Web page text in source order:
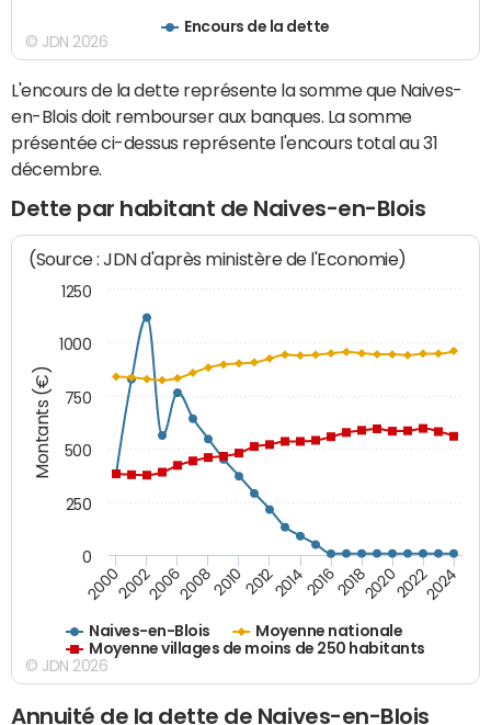
Encours de la dette
© JDN 2026
L'encours de la dette représente la somme que Naives-
en-Blois doit rembourser aux banques. La somme
présentée ci-dessus représente l'encours total au 31
décembre.
Dette par habitant de Naives-en-Blois
Montants (€)
(Source : JDN d'après ministère de l'Economie)
Naives-en-Blois
Moyenne nationale
Moyenne villages de moins de 250 habitants
200020022006200820102012201420162018202020222024
0
250
500
750
1000
1250
© JDN 2026
Annuité de la dette de Naives-en-Blois